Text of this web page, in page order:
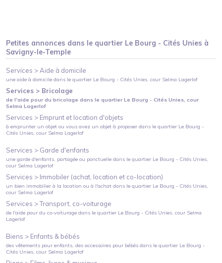
Petites annonces dans le quartier Le Bourg - Cités Unies à
Savigny-le-Temple
Services >Aide à domicile
une aide à domicile dans le quartier Le Bourg - Cités Unies, cour Selma Lagerlof
Services > Bricolage
de l'aide pour du bricolage dans le quartierLe Bourg - Cités Unies, cour
Selma Lagerlof
Services > Emprunt et location d'objets
à emprunter un objet ou vous avez un objet à proposer dans le quartier Le Bourg -
Cités Unies, cour Selma Lagerlof
Services > Garde d'enfants
une garde d'enfants, partagée ou ponctuelle dans le quartier Le Bourg - Cités Unies,
cour Selma Lagerlof
Services > Immobiler (achat, location et co-location)
un bien immobilier à la location ou à l'achat dans le quartier Le Bourg - Cités Unies,
cour Selma Lagerlof
Services >Transport, co-voiturage
de l'aide pour du co-voiturage dans le quartier Le Bourg - Cités Unies, cour Selma
Lagerlof
Biens > Enfants & bébés
des vêtements pour enfants, des accessoires pour bébés dans le quartier Le Bourg -
Cités Unies, cour Selma Lagerlof